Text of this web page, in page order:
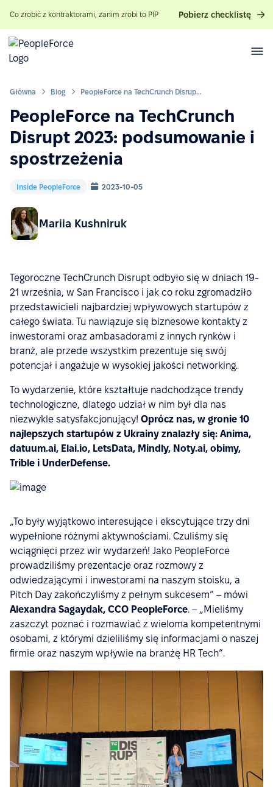
Co zrobić z kontraktorami, zanim zrobi to PIP Pobierz checklistę
Główna Blog PeopleForce na TechCrunch Disrupt 2023: podsumowanie i spostrzeżenia
PeopleForce na TechCrunch
Disrupt 2023: podsumowanie i
spostrzeżenia
Inside PeopleForce 2023-10-05
Mariia Kushniruk
Tegoroczne TechCrunch Disrupt odbyło się w dniach 19-
21 września, w San Francisco i jak co roku zgromadziło
przedstawicieli najbardziej wpływowych startupów z
całego świata. Tu nawiązuje się biznesowe kontakty z
inwestorami oraz ambasadorami z innych rynków i
branż, ale przede wszystkim prezentuje się swój
potencjał i angażuje w wysokiej jakości networking.
To wydarzenie, które kształtuje nadchodzące trendy
technologiczne, dlatego udział w nim był dla nas
niezwykle satysfakcjonujący! Oprócz nas, w gronie 10
najlepszych startupów z Ukrainy znalazły się: Anima,
datuum.ai, Elai.io, LetsData, Mindly, Noty.ai, obimy,
Trible i UnderDefense.
„To były wyjątkowo interesujące i ekscytujące trzy dni
wypełnione różnymi aktywnościami. Czuliśmy się
wciągnięci przez wir wydarzeń! Jako PeopleForce
prowadziliśmy prezentacje oraz rozmowy z
odwiedzającymi i inwestorami na naszym stoisku, a
Pitch Day zakończyliśmy z pełnym sukcesem” – mówi
Alexandra Sagaydak, CCO PeopleForce. – „Mieliśmy
zaszczyt poznać i rozmawiać z wieloma kompetentnymi
osobami, z którymi dzieliliśmy się informacjami o naszej
firmie oraz naszym wpływie na branżę HR Tech”.